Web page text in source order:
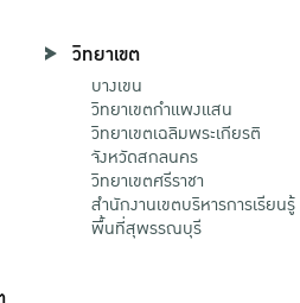
วิทยาเขต
บางเขน
วิทยาเขตกําแพงแสน
วิทยาเขตเฉลิมพระเกียรติ
จังหวัดสกลนคร
วิทยาเขตศรีราชา
สำนักงานเขตบริหารการเรียนรู้
พื้นที่สุพรรณบุรี